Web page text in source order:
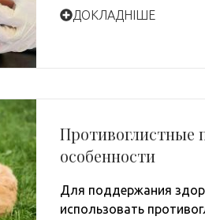
ДОКЛАДНІШЕ
Противоглистные
особенности
Для поддержания
использовать